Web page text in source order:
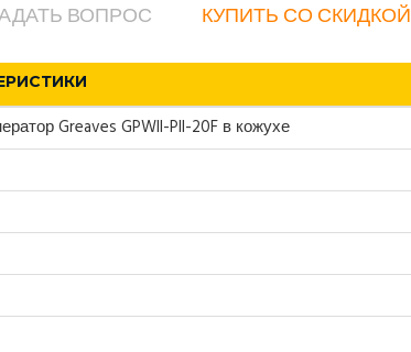
ВОПРОС КУПИТЬ СО СКИДКОЙ
Greaves GPWII-PII-20F в кожухе